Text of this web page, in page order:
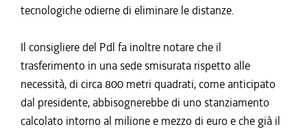
tecnologiche odierne di eliminare le distanze.
Il consigliere del Pdl fa inoltre notare che il
trasferimento in una sede smisurata rispetto alle
necessità, di circa 800 metri quadrati, come anticipato
dal presidente, abbisognerebbe di uno stanziamento
calcolato intorno al milione e mezzo di euro e che già il